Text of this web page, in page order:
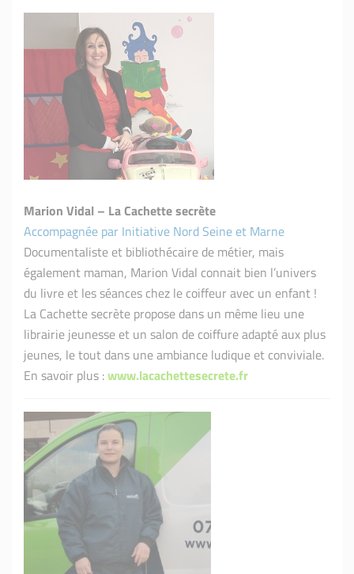
Marion Vidal – La Cachette secrète
Accompagnée par Initiative Nord Seine et Marne
Documentaliste et bibliothécaire de métier, mais
également maman, Marion Vidal connait bien l’univers
du livre et les séances chez le coiffeur avec un enfant !
La Cachette secrète propose dans un même lieu une
librairie jeunesse et un salon de coiffure adapté aux plus
jeunes, le tout dans une ambiance ludique et conviviale.
En savoir plus :www.lacachettesecrete.fr